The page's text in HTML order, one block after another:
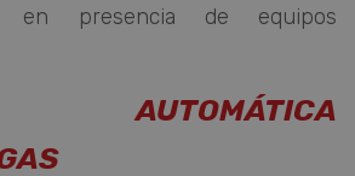
en presencia de equipos
AUTOMÁTICA